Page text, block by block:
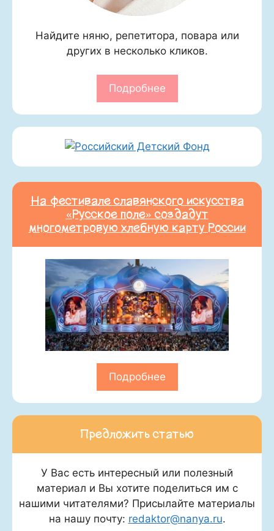
Найдите няню, репетитора, повара или
других в несколько кликов.
Подробнее
На фестивале славянского искусства
«Русское поле» создадут
многометровую хлебную карту России
Подробнее
Предложить статью
У Вас есть интересный или полезный
материал и Вы хотите поделиться им с
нашими читателями? Присылайте материалы
на нашу почту: redaktor@nanya.ru.